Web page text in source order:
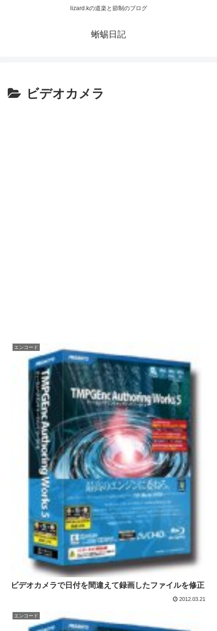
lizard.kの道楽と節制のブログ
蜥蜴日記
ビデオカメラ
エンコード
ビデオカメラで日付を間違えて録画したファイルを修正
2012.03.21
エンコード